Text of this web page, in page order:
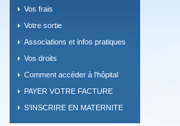
Vos frais
Votre sortie
Associations et infos pratiques
Vos droits
Comment accéder à l'hôpital
PAYER VOTRE FACTURE
S'INSCRIRE EN MATERNITE